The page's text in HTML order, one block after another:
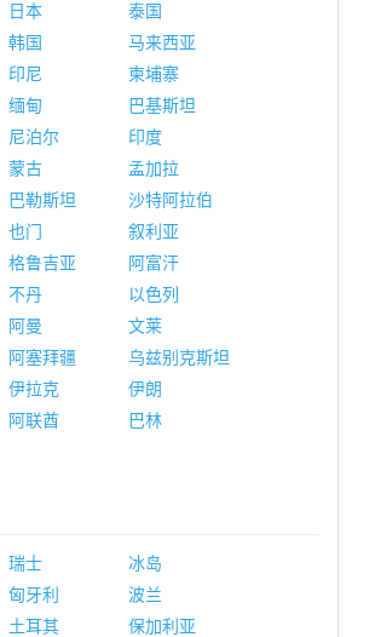
日本
泰国
韩国
马来西亚
印尼
柬埔寨
缅甸
巴基斯坦
尼泊尔
印度
蒙古
孟加拉
巴勒斯坦
沙特阿拉伯
也门
叙利亚
格鲁吉亚
阿富汗
不丹
以色列
阿曼
文莱
阿塞拜疆
乌兹别克斯坦
伊拉克
伊朗
阿联酋
巴林
瑞士
冰岛
匈牙利
波兰
土耳其
保加利亚